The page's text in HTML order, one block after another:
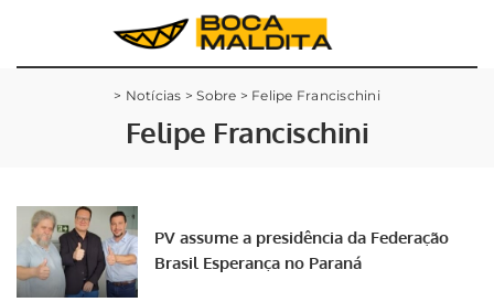
> Notícias >Sobre > Felipe Francischini
Felipe Francischini
PV assume a presidência da Federação
Brasil Esperança no Paraná